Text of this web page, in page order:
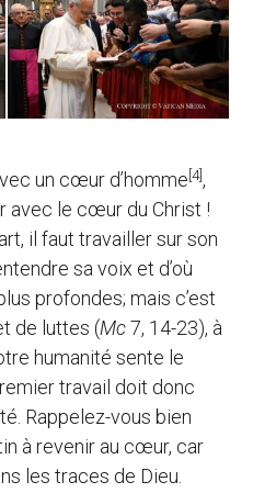
un cœur d’homme[4],
avec le cœur du Christ !
il faut travailler sur son
sa voix et d’où
profondes; mais c’est
de luttes (Mc7, 14-23), à
humanité sente le
travail doit donc
Rappelez-vous bien
à revenir au cœur, car
les traces de Dieu.